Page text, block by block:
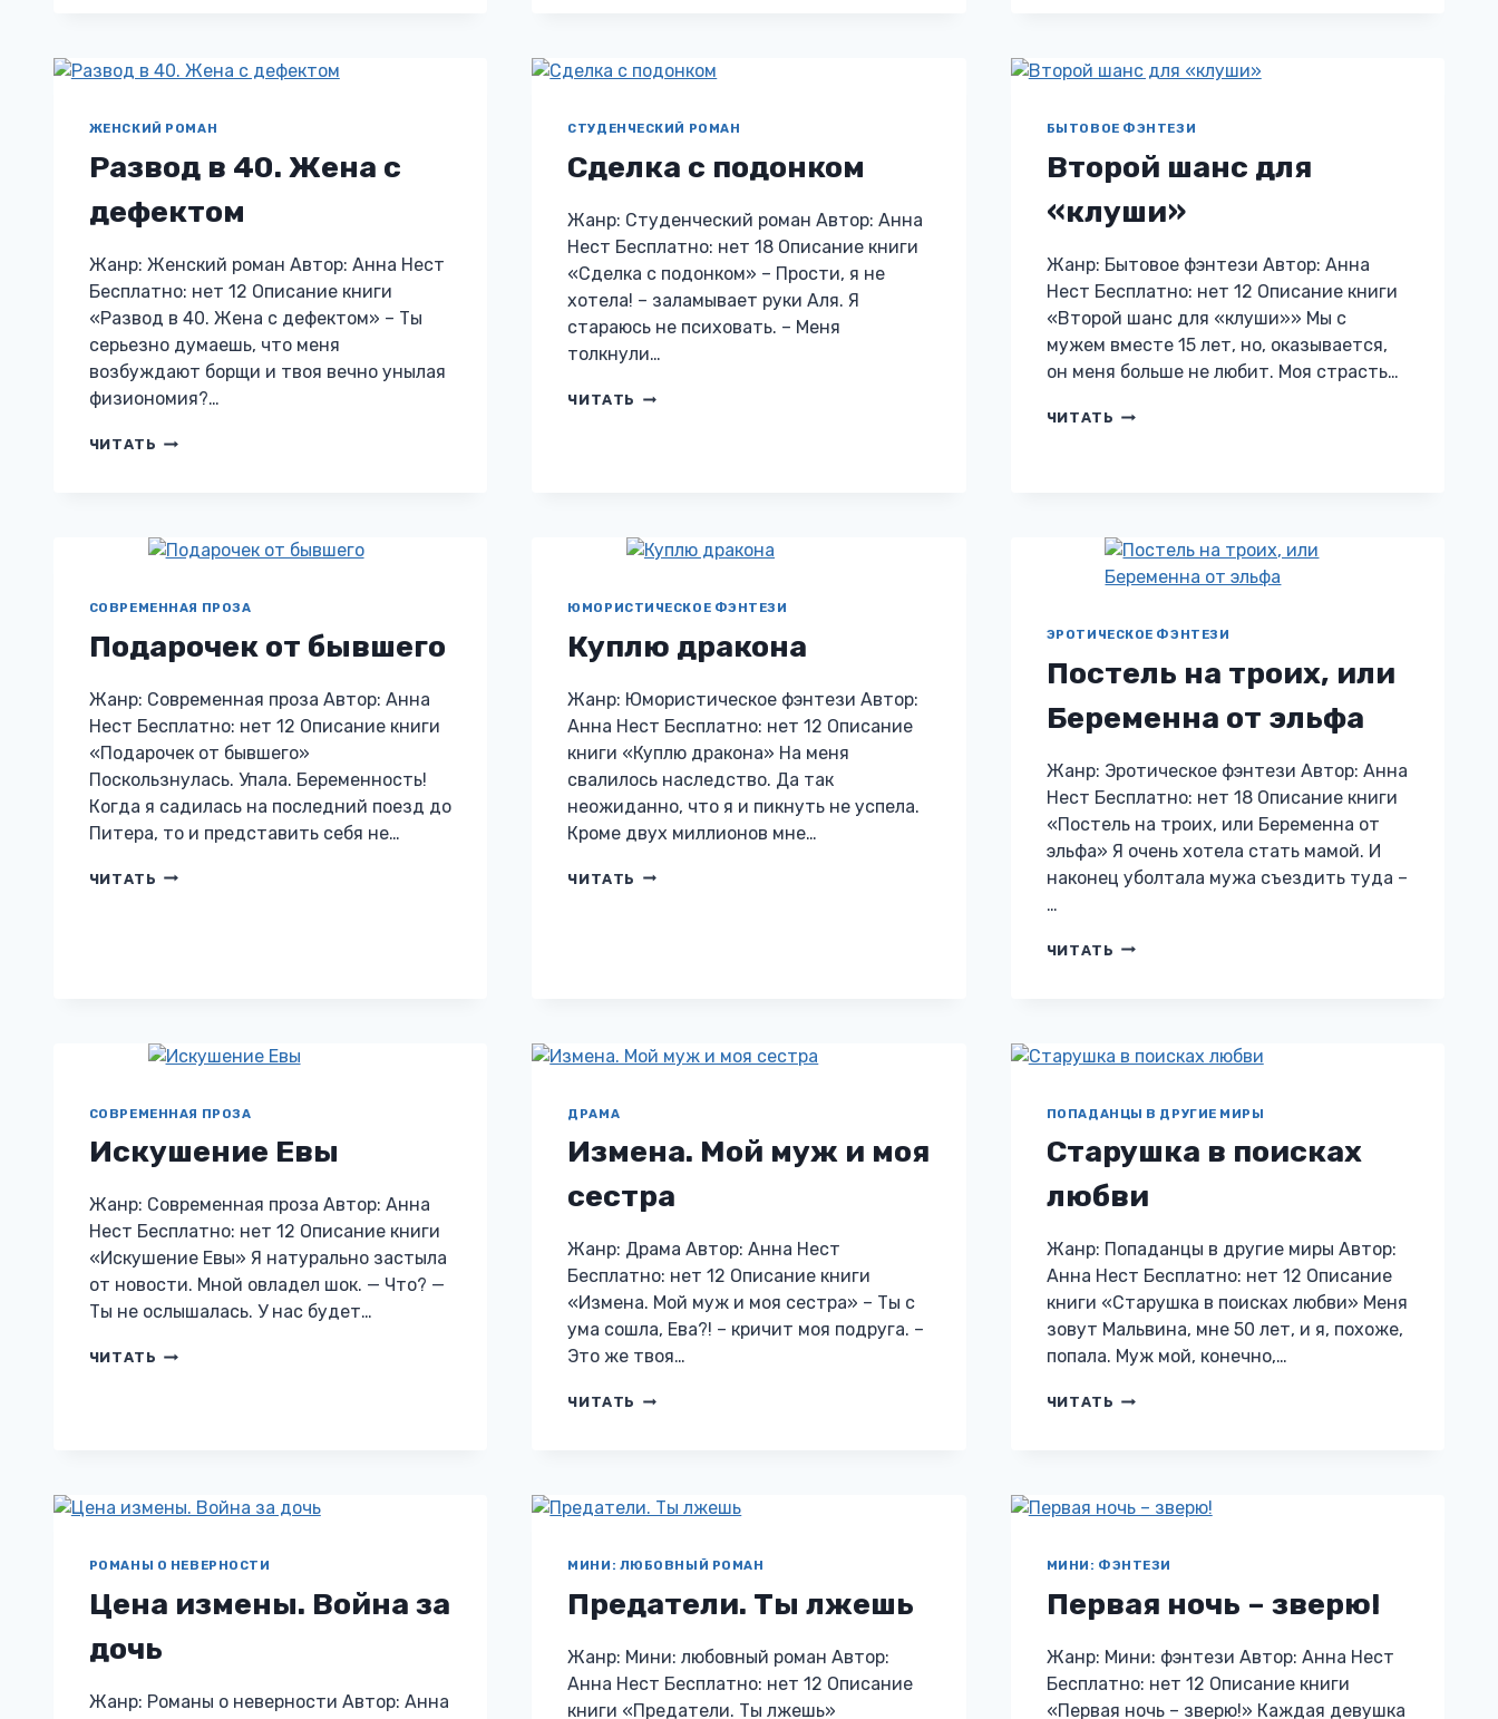
ЖЕНСКИЙ РОМАН
Развод в 40. Жена с
дефектом
Жанр: Женский роман Автор: Анна Нест
Бесплатно: нет 12 Описание книги
«Развод в 40. Жена с дефектом» – Ты
серьезно думаешь, что меня
возбуждают борщи и твоя вечно унылая
физиономия?…
ЧИТАТЬ РАЗВОД
ДЕФЕКТОМ
СТУДЕНЧЕСКИЙ РОМАН
Сделка с подонком
Жанр: Студенческий роман Автор: Анна
Нест Бесплатно: нет 18 Описание книги
«Сделка с подонком» – Прости, я не
хотела! – заламывает руки Аля. Я
стараюсь не психовать. – Меня
толкнули…
ЧИТАТЬ СДЕЛКА
БЫТОВОЕ ФЭНТЕЗИ
Второй шанс для
«клуши»
Жанр: Бытовое фэнтези Автор: Анна
Нест Бесплатно: нет 12 Описание книги
«Второй шанс для «клуши»» Мы с
мужем вместе 15 лет, но, оказывается,
он меня больше не любит. Моя страсть…
ЧИТАТЬ ВТОРОЙ
СОВРЕМЕННАЯ ПРОЗА
Подарочек от бывшего
Жанр: Современная проза Автор: Анна
Нест Бесплатно: нет 12 Описание книги
«Подарочек от бывшего»
Поскользнулась. Упала. Беременность!
Когда я садилась на последний поезд до
Питера, то и представить себя не…
ЧИТАТЬ ПОДАРОЧЕК
ЮМОРИСТИЧЕСКОЕ ФЭНТЕЗИ
Куплю дракона
Жанр: Юмористическое фэнтези Автор:
Анна Нест Бесплатно: нет 12 Описание
книги «Куплю дракона» На меня
свалилось наследство. Да так
неожиданно, что я и пикнуть не успела.
Кроме двух миллионов мне…
ЧИТАТЬ КУПЛЮ
ЭРОТИЧЕСКОЕ ФЭНТЕЗИ
Постель на троих, или
Беременна от эльфа
Жанр: Эротическое фэнтези Автор: Анна
Нест Бесплатно: нет 18 Описание книги
«Постель на троих, или Беременна от
эльфа» Я очень хотела стать мамой. И
наконец уболтала мужа съездить туда –
…
ЧИТАТЬ ПОСТЕЛЬ
ОТ
СОВРЕМЕННАЯ ПРОЗА
Искушение Евы
Жанр: Современная проза Автор: Анна
Нест Бесплатно: нет 12 Описание книги
«Искушение Евы» Я натурально застыла
от новости. Мной овладел шок. — Что? —
Ты не ослышалась. У нас будет…
ЧИТАТЬ ИСКУШЕНИЕ
ДРАМА
Измена. Мой муж и моя
сестра
Жанр: Драма Автор: Анна Нест
Бесплатно: нет 12 Описание книги
«Измена. Мой муж и моя сестра» – Ты с
ума сошла, Ева?! – кричит моя подруга. –
Это же твоя…
ЧИТАТЬ ИЗМЕНА.
СЕСТРА
ПОПАДАНЦЫ В ДРУГИЕ МИРЫ
Старушка в поисках
любви
Жанр: Попаданцы в другие миры Автор:
Анна Нест Бесплатно: нет 12 Описание
книги «Старушка в поисках любви» Меня
зовут Мальвина, мне 50 лет, и я, похоже,
попала. Муж мой, конечно,…
ЧИТАТЬ СТАРУШКА
РОМАНЫ О НЕВЕРНОСТИ
Цена измены. Война за
дочь
Жанр: Романы о неверности Автор: Анна
МИНИ: ЛЮБОВНЫЙ РОМАН
Предатели. Ты лжешь
Жанр: Мини: любовный роман Автор:
Анна Нест Бесплатно: нет 12 Описание
книги «Предатели. Ты лжешь»
МИНИ: ФЭНТЕЗИ
Первая ночь – зверю!
Жанр: Мини: фэнтези Автор: Анна Нест
Бесплатно: нет 12 Описание книги
«Первая ночь – зверю!» Каждая девушка